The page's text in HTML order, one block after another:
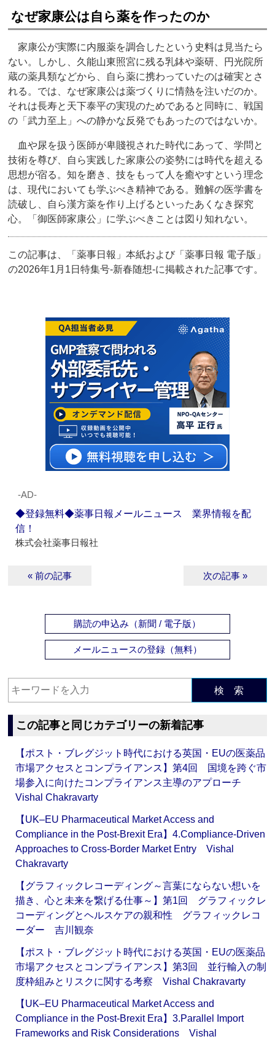
なぜ家康公は自ら薬を作ったのか
家康公が実際に内服薬を調合したという史料は見当たら
ない。しかし、久能山東照宮に残る乳鉢や薬研、円光院所
蔵の薬具類などから、自ら薬に携わっていたのは確実とさ
れる。では、なぜ家康公は薬づくりに情熱を注いだのか。
それは長寿と天下泰平の実現のためであると同時に、戦国
の「武力至上」への静かな反発でもあったのではないか。
血や尿を扱う医師が卑賤視された時代にあって、学問と
技術を尊び、自ら実践した家康公の姿勢には時代を超える
思想が宿る。知を磨き、技をもって人を癒やすという理念
は、現代においても学ぶべき精神である。難解の医学書を
読破し、自ら漢方薬を作り上げるといったあくなき探究
心。「御医師家康公」に学ぶべきことは図り知れない。
この記事は、「薬事日報」本紙および「薬事日報 電子版」
の2026年1月1日特集号‐新春随想‐に掲載された記事です。
‐AD‐
◆登録無料◆薬事日報メールニュース 業界情報を配
信！
株式会社薬事日報社
« 前の記事 次の記事 »
購読の申込み（新聞 / 電子版）
メールニュースの登録（無料）
検 索
この記事と同じカテゴリーの新着記事
【ポスト・ブレグジット時代における英国・EUの医薬品
市場アクセスとコンプライアンス】第4回 国境を跨ぐ市
場参入に向けたコンプライアンス主導のアプローチ
Vishal Chakravarty
【UK–EU Pharmaceutical Market Access and
Compliance in the Post-Brexit Era】4.Compliance-Driven
Approaches to Cross-Border Market Entry Vishal
Chakravarty
【グラフィックレコーディング～言葉にならない想いを
描き、心と未来を繋げる仕事～】第1回 グラフィックレ
コーディングとヘルスケアの親和性 グラフィックレコ
ーダー 吉川観奈
【ポスト・ブレグジット時代における英国・EUの医薬品
市場アクセスとコンプライアンス】第3回 並行輸入の制
度枠組みとリスクに関する考察 Vishal Chakravarty
【UK–EU Pharmaceutical Market Access and
Compliance in the Post-Brexit Era】3.Parallel Import
Frameworks and Risk Considerations Vishal